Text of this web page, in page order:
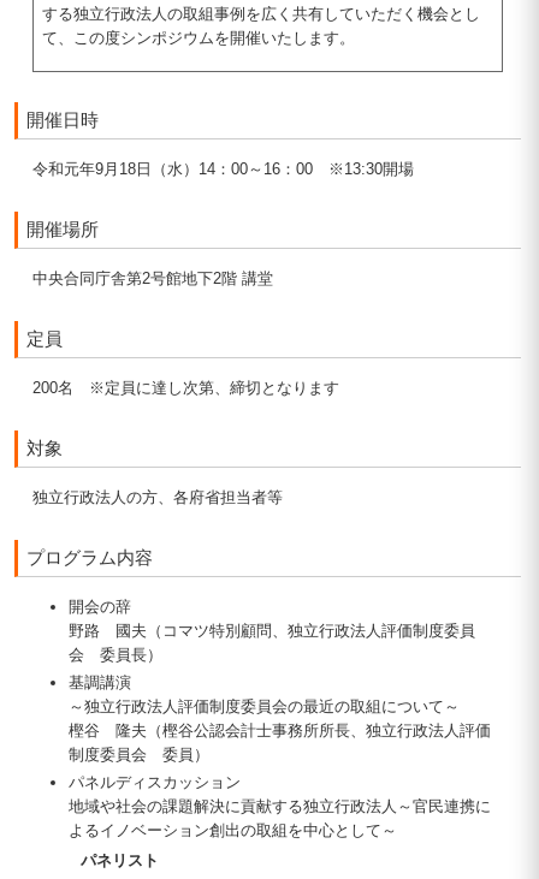
する独立行政法人の取組事例を広く共有していただく機会とし
て、この度シンポジウムを開催いたします。
開催日時
令和元年9月18日（水）14：00～16：00 ※13:30開場
開催場所
中央合同庁舎第2号館地下2階 講堂
定員
200名 ※定員に達し次第、締切となります
対象
独立行政法人の方、各府省担当者等
プログラム内容
開会の辞
野路 國夫（コマツ特別顧問、独立行政法人評価制度委員
会 委員長）
基調講演
～独立行政法人評価制度委員会の最近の取組について～
樫谷 隆夫（樫谷公認会計士事務所所長、独立行政法人評価
制度委員会 委員）
パネルディスカッション
地域や社会の課題解決に貢献する独立行政法人～官民連携に
よるイノベーション創出の取組を中心として～
パネリスト